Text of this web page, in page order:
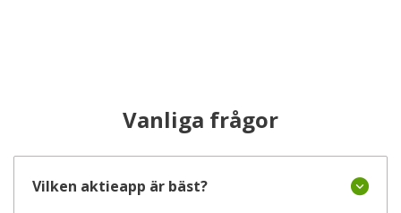
Vanliga frågor
Vilken aktieapp är bäst?